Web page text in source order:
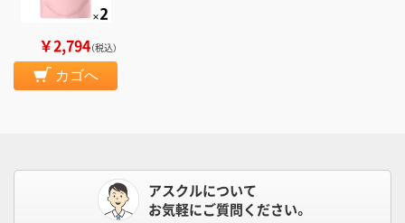
￥2,794（税込）
カゴへ
アスクルについて
お気軽にご質問ください。